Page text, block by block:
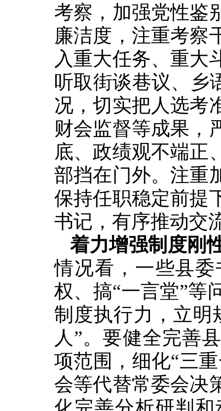
考察，加强党性鉴
廉洁度，注重考察
入重大任务、重大
听取街谈巷议、乡
况，切实把人选考
财会监督等成果，
底、政绩观不端正
部挡在门外。注重
保持任职稳定前提
书记，有序推动交
着力增强制度刚
情况看，一些县
权、搞“一言堂”等
制度执行力，立明
人”。要健全完善
项范围，细化“三
会等代替常委会决